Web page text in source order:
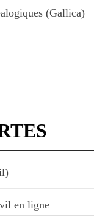
(Gallica)
en ligne